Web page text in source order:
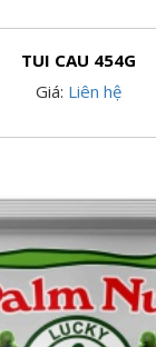
TUI CAU 454G
Giá: Liên hệ